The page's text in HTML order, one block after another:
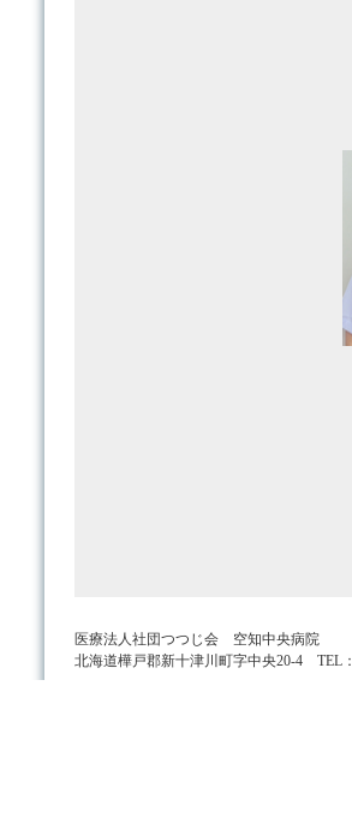
医療法人社団つつじ会 空知中央病院
北海道樺戸郡新十津川町字中央20-4 TEL